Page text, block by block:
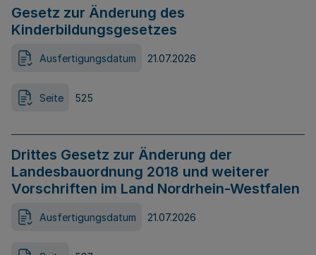
Gesetz zur Änderung des
Kinderbildungsgesetzes
Ausfertigungsdatum 21.07.2026
Seite 525
Drittes Gesetz zur Änderung der
Landesbauordnung 2018 und weiterer
Vorschriften im Land Nordrhein-Westfalen
Ausfertigungsdatum 21.07.2026